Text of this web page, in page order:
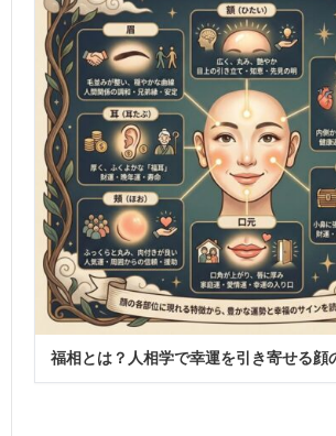
福相とは？人相学で幸運を引き寄せる顔